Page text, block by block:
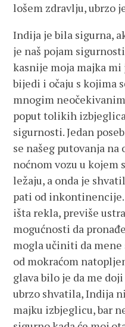
lošem zdravlju, ubrzo
Indija je bila sigurna,
je naš pojam
kasnije moja majka mi
bijedi i očaju s kojima
mnogim
poput tolikih
sigurnosti. Jedan
se našeg putovanja na
noćnom vozu u kojem
ležaju, a onda je
pati od inkontinencije.
išta rekla, previše
mogućnosti da
mogla učiniti da
od mokraćom
glava bilo je da me
ubrzo shvatila, Indija
majku izbjeglicu, bar